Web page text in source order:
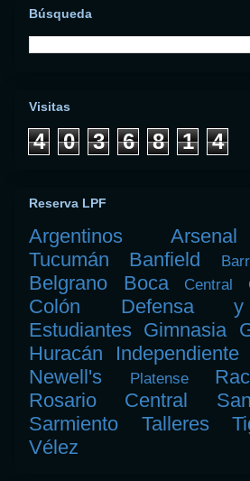
Búsqueda
Visitas
4 0 3 6 8 1 4
Reserva LPF
Argentinos Arsenal
Tucumán
Banfield
Belgrano Boca Central
Colón
Defensa
Estudiantes Gimnasia
Huracán
Independiente
Newell's
Platense
Rosario Central
Sarmiento
Talleres
Vélez